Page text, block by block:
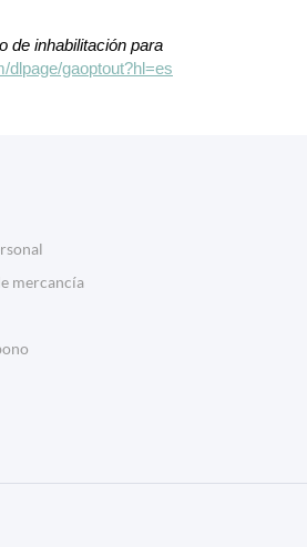
de inhabilitación para
dlpage/gaoptout?hl=es
mercancía